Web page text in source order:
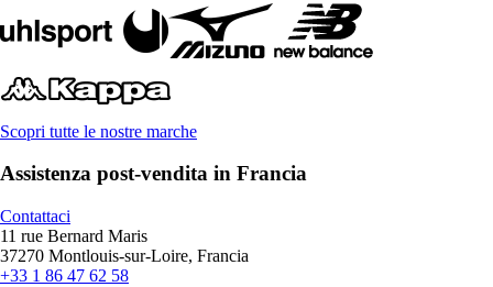
Scopri tutte le nostre marche
Assistenza post-vendita in Francia
Contattaci
11 rue Bernard Maris
37270 Montlouis-sur-Loire, Francia
+33 1 86 47 62 58